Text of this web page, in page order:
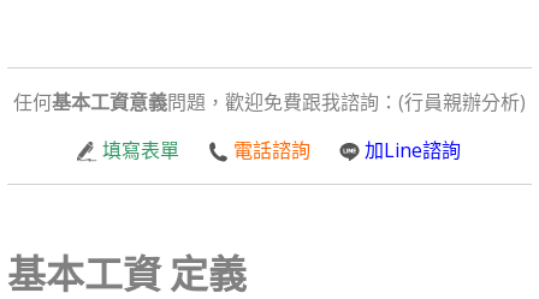
任何基本工資意義問題，歡迎免費跟我諮詢：(行員親辦分析)
填寫表單
電話諮詢 加Line諮詢
基本工資 定義